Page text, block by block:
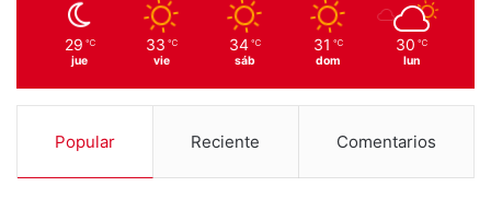
29 ℃
jue
33 ℃
vie
34 ℃
sáb
31 ℃
dom
30 ℃
lun
Popular Reciente Comentarios